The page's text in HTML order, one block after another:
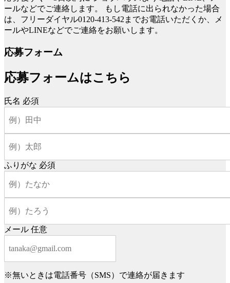
ールなどでご連絡します。
もし電話に出られなかった場合
は、フリーダイヤル0120-413-542までお電話いただくか、メ
ールやLINEなどでご連絡をお願いします。
応募フォーム
応募フォームはこちら
氏名 必須
ふりがな 必須
メール 任意
※無いときは電話番号（SMS）で連絡が届きます